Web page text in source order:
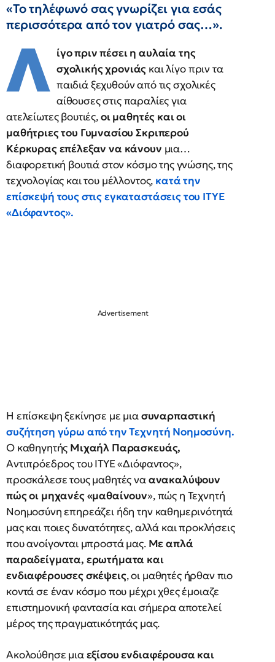
«Το τηλέφωνό σας γνωρίζει για εσάς
περισσότερα από τον γιατρό σας…».
Λ ίγο πριν πέσει η αυλαία της
σχολικής χρονιάς και λίγο πριν τα
παιδιά ξεχυθούν από τις σχολικές
αίθουσες στις παραλίες για
ατελείωτες βουτιές,οι μαθητές και οι
μαθήτριες του Γυμνασίου Σκριπερού
Κέρκυρας επέλεξαν να κάνουν μια…
διαφορετική βουτιά στον κόσμο της γνώσης, της
τεχνολογίας και του μέλλοντος, κατά την
επίσκεψή τους στις εγκαταστάσεις του ΙΤΥΕ
«Διόφαντος».
Η επίσκεψη ξεκίνησε με μιασυναρπαστική
συζήτηση γύρω από την Τεχνητή Νοημοσύνη.
Ο καθηγητής Μιχαήλ Παρασκευάς,
Αντιπρόεδρος του ΙΤΥΕ «Διόφαντος»,
προσκάλεσε τους μαθητές ναανακαλύψουν
πώς οι μηχανές «μαθαίνουν», πώς η Τεχνητή
Νοημοσύνη επηρεάζει ήδη την καθημερινότητά
μας και ποιες δυνατότητες, αλλά και προκλήσεις
που ανοίγονται μπροστά μας. Με απλά
παραδείγματα, ερωτήματα και
ενδιαφέρουσες σκέψεις, οι μαθητές ήρθαν πιο
κοντά σε έναν κόσμο που μέχρι χθες έμοιαζε
επιστημονική φαντασία και σήμερα αποτελεί
μέρος της πραγματικότητάς μας.
Ακολούθησε μιαεξίσου ενδιαφέρουσα και